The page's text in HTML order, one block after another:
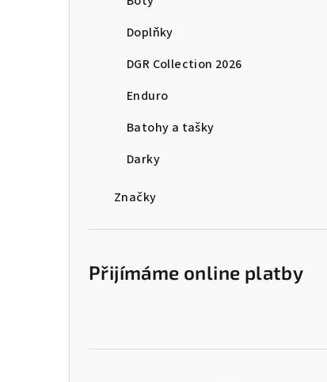
Doplňky
DGR Collection 2026
Enduro
Batohy a tašky
Darky
Značky
Přijímáme online platby